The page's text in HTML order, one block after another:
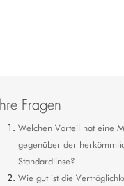
Ihre Fragen
Welchen Vorteil hat eine
gegenüber der
Standardlinse?
Wie gut ist die